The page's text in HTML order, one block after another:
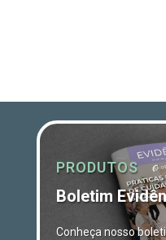
PRODUTOS
Boletim
Conheça nosso